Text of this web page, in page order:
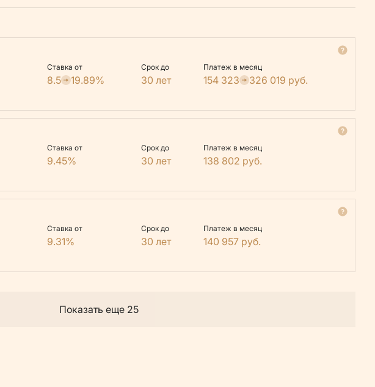
Ставка от
8.5 19.89%
Срок до
30 лет
Платеж в месяц
154 323 326 019 руб.
Ставка от
9.45%
Срок до
30 лет
Платеж в месяц
138 802 руб.
Ставка от
9.31%
Срок до
30 лет
Платеж в месяц
140 957 руб.
Показать еще 25